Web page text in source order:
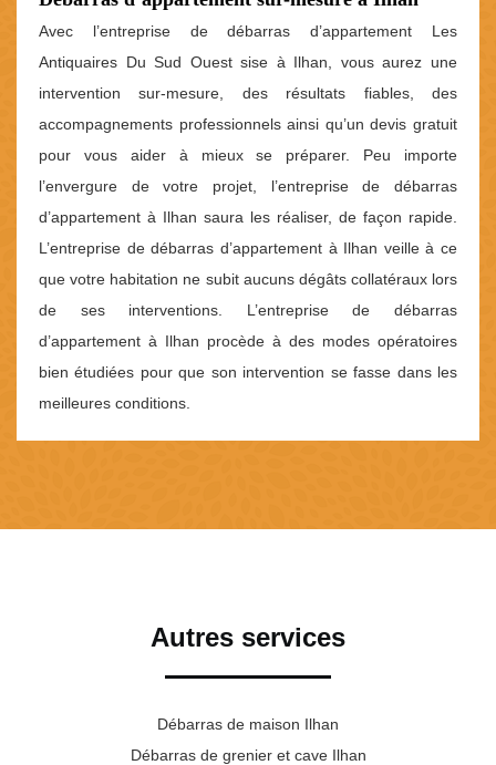
Avec l’entreprise de débarras d’appartement Les
Antiquaires Du Sud Ouest sise à Ilhan, vous aurez une
intervention sur-mesure, des résultats fiables, des
accompagnements professionnels ainsi qu’un devis gratuit
pour vous aider à mieux se préparer. Peu importe
l’envergure de votre projet, l’entreprise de débarras
d’appartement à Ilhan saura les réaliser, de façon rapide.
L’entreprise de débarras d’appartement à Ilhan veille à ce
que votre habitation ne subit aucuns dégâts collatéraux lors
de ses interventions. L’entreprise de débarras
d’appartement à Ilhan procède à des modes opératoires
bien étudiées pour que son intervention se fasse dans les
meilleures conditions.
Autres services
Débarras de maison Ilhan
Débarras de grenier et cave Ilhan